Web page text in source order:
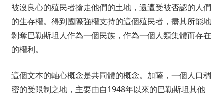
被沒良心的殖民者搶走他們的土地，還遭受被否認的人們
的生存權。得到國際強權支持的這個殖民者，盡其所能地
剝奪巴勒斯坦人作為一個民族，作為一個人類集體而存在
的權利。
這個文本的軸心概念是共同體的概念。加薩，一個人口稠
密的受限制之地，主要由自1948年以來的巴勒斯坦其他